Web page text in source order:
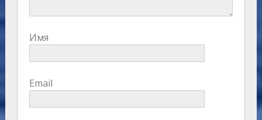
Имя
Email